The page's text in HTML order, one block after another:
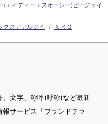
(エイディーエヌオーシー)ピージェイ
クスアアルジイ ＸＲＧ
文字、称呼(呼称)など最新
サービス「ブランドテラ